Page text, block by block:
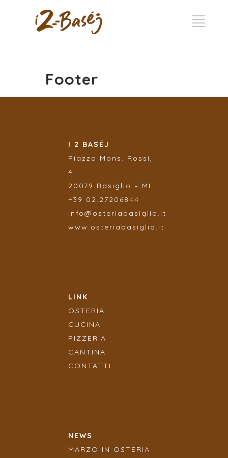
Footer
I 2 BASÉJ
Piazza Mons. Rossi,
4
20079 Basiglio – MI
+39 02.27206844
info@osteriabasiglio.it
www.osteriabasiglio.it
LINK
OSTERIA
CUCINA
PIZZERIA
CANTINA
CONTATTI
NEWS
MARZO IN OSTERIA